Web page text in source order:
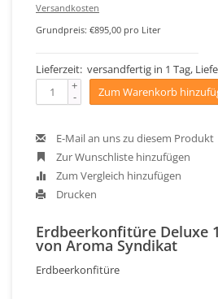
Versandkosten
Grundpreis: €895,00 pro Liter
Lieferzeit: versandfertig in 1 Tag,
+
- Zum Warenkorb
E-Mail an uns zu diesem Produkt
Zur Wunschliste hinzufügen
Zum Vergleich hinzufügen
Drucken
Erdbeerkonfitüre Deluxe
von Aroma Syndikat
Erdbeerkonfitüre